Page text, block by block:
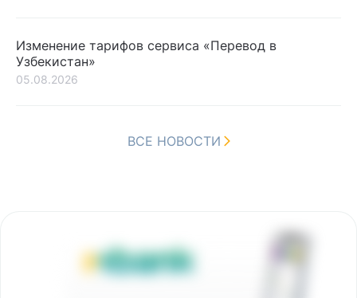
Изменение тарифов сервиса «Перевод в
Узбекистан»
05.08.2026
ВСЕ НОВОСТИ